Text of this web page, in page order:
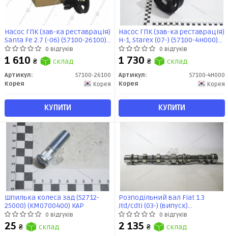
Насос ГПК (зав-ка реставрація)
Santa Fe 2.7 (-06) (57100-26100)
Rebuilt
0 відгуків
1 610 ₴ склад
Артикул:
57100-26100
Корея
Корея
КУПИТИ
Насос ГПК (зав-ка реставрація)
H-1, Starex (07-) (57100-4H000)
Rebuilt
0 відгуків
1 730 ₴ склад
Артикул:
57100-4H000
Корея
Корея
КУПИТИ
Шпилька колеса зад (52712-
25000) (KM0700400) KAP
0 відгуків
25 ₴ склад
Розподільний вал Fiat 1.3
Jtd/cdti (03-) (випуск)
(B030.57703) EXXEL
0 відгуків
2 135 ₴ склад